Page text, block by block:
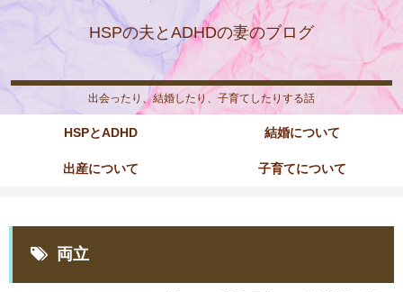
HSPの夫とADHDの妻のブログ
出会ったり、結婚したり、子育てしたりする話
HSPとADHD 結婚について
出産について 子育てについて
両立